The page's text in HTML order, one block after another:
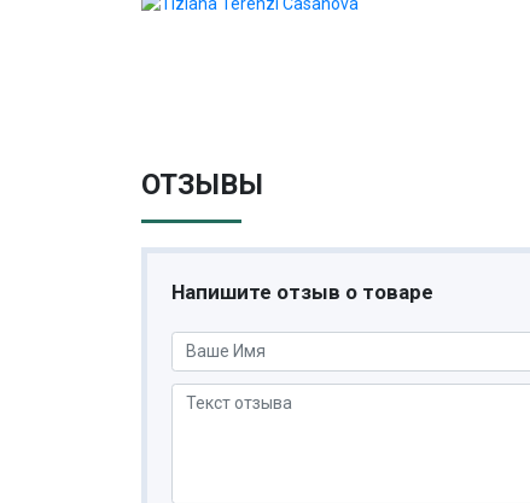
ОТЗЫВЫ
Напишите отзыв о товаре